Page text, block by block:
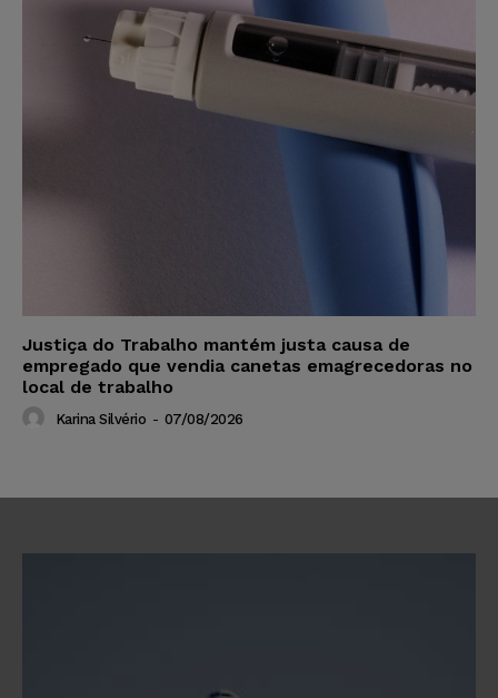
Justiça do Trabalho mantém justa causa de
empregado que vendia canetas emagrecedoras no
local de trabalho
Karina Silvério - 07/08/2026